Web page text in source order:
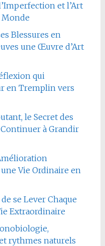
et l’Art
Monde
Blessures en
une Œuvre d’Art
qui
en Tremplin vers
le Secret des
à Grandir
Vie Ordinaire en
se Lever Chaque
Extraordinaire
rythmes naturels